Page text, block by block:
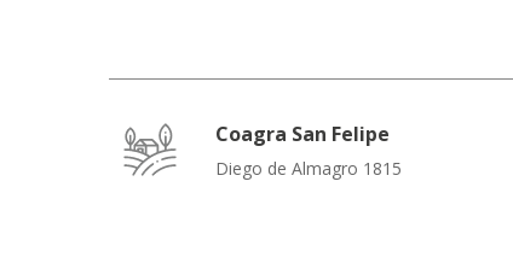
Coagra San Felipe
Diego de Almagro 1815